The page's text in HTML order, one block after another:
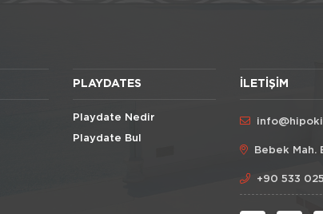
PLAYDATES
Playdate Nedir
Playdate Bul
İLETIŞIM
Bebek Mah.
+90 533